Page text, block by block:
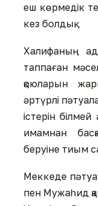
еш көрмедік
кез болдық.
Халифаның
таппаған
қоюларын
әртүрлі
істерін
имамнан
беруіне тиым
Меккеде
пен Мужаһид